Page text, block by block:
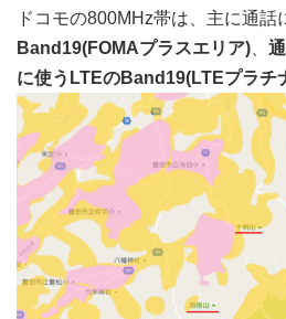
ドコモの800MHz帯は、主に通話
Band19(FOMAプラスエリア)
に使うLTEのBand19(LTEプラチ